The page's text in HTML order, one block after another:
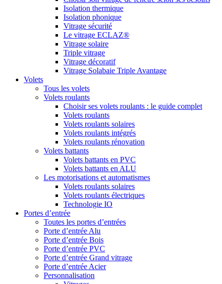
Isolation thermique
Isolation phonique
Vitrage sécurité
Le vitrage ECLAZ®
Vitrage solaire
Triple vitrage
Vitrage décoratif
Vitrage Solabaie Triple Avantage
Volets
Tous les volets
Volets roulants
Choisir ses volets roulants : le guide complet
Volets roulants
Volets roulants solaires
Volets roulants intégrés
Volets roulants rénovation
Volets battants
Volets battants en PVC
Volets battants en ALU
Les motorisations et automatismes
Volets roulants solaires
Volets roulants électriques
Technologie IO
Portes d’entrée
Toutes les portes d’entrées
Porte d’entrée Alu
Porte d’entrée Bois
Porte d’entrée PVC
Porte d’entrée Grand vitrage
Porte d’entrée Acier
Personnalisation